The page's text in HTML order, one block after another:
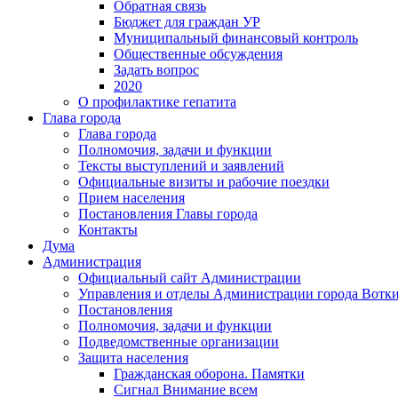
Обратная связь
Бюджет для граждан УР
Муниципальный финансовый контроль
Общественные обсуждения
Задать вопрос
2020
О профилактике гепатита
Глава города
Глава города
Полномочия, задачи и функции
Тексты выступлений и заявлений
Официальные визиты и рабочие поездки
Прием населения
Постановления Главы города
Контакты
Дума
Администрация
Официальный сайт Администрации
Управления и отделы Администрации города
Постановления
Полномочия, задачи и функции
Подведомственные организации
Защита населения
Гражданская оборона. Памятки
Сигнал Внимание всем